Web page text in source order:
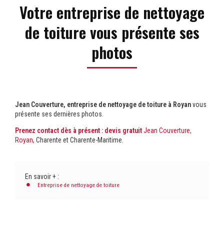
Votre entreprise de nettoyage
de toiture vous présente ses
photos
Jean Couverture, entreprise de nettoyage de toiture à Royanvous
présente ses dernières photos.
Prenez contact dès à présent : devis gratuitJean Couverture,
Royan, Charente et Charente-Maritime.
En savoir + :
Entreprise de nettoyage de toiture